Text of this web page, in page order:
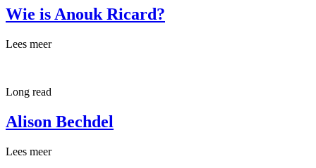
Wie is Anouk Ricard?
Lees meer
Long read
Alison Bechdel
Lees meer